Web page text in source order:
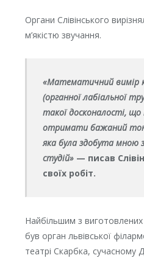
Органи Слівінського
м’якістю звучання.
«Математичний вимір
(органної лабіальної
такої досконалості, що
отримати бажаний
яка була здобута мною
студій» — писав
своїх робіт.
Найбільшим з
був орган львівської
театрі Скарбка, сучасному